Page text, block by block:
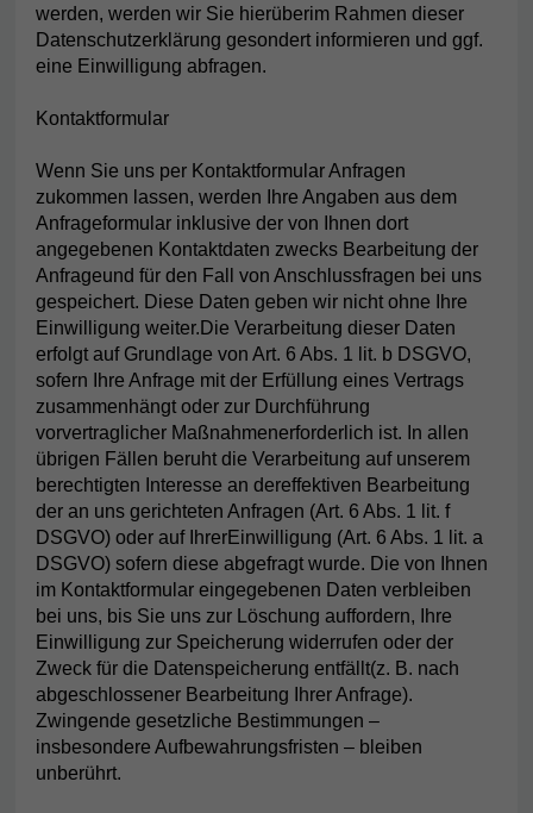
werden, werden wir Sie hierüberim Rahmen dieser
Datenschutzerklärung gesondert informieren und ggf.
eine Einwilligung abfragen.
Kontaktformular
Wenn Sie uns per Kontaktformular Anfragen
zukommen lassen, werden Ihre Angaben aus dem
Anfrageformular inklusive der von Ihnen dort
angegebenen Kontaktdaten zwecks Bearbeitung der
Anfrageund für den Fall von Anschlussfragen bei uns
gespeichert. Diese Daten geben wir nicht ohne Ihre
Einwilligung weiter.Die Verarbeitung dieser Daten
erfolgt auf Grundlage von Art. 6 Abs. 1 lit. b DSGVO,
sofern Ihre Anfrage mit der Erfüllung eines Vertrags
zusammenhängt oder zur Durchführung
vorvertraglicher Maßnahmenerforderlich ist. In allen
übrigen Fällen beruht die Verarbeitung auf unserem
berechtigten Interesse an dereffektiven Bearbeitung
der an uns gerichteten Anfragen (Art. 6 Abs. 1 lit. f
DSGVO) oder auf IhrerEinwilligung (Art. 6 Abs. 1 lit. a
DSGVO) sofern diese abgefragt wurde. Die von Ihnen
im Kontaktformular eingegebenen Daten verbleiben
bei uns, bis Sie uns zur Löschung auffordern, Ihre
Einwilligung zur Speicherung widerrufen oder der
Zweck für die Datenspeicherung entfällt(z. B. nach
abgeschlossener Bearbeitung Ihrer Anfrage).
Zwingende gesetzliche Bestimmungen –
insbesondere Aufbewahrungsfristen – bleiben
unberührt.